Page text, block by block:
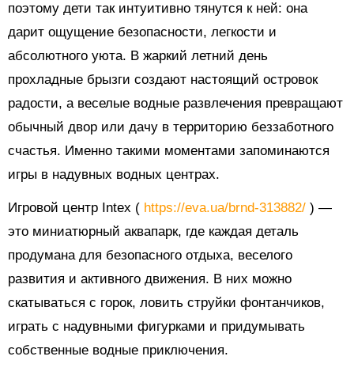
поэтому дети так интуитивно тянутся к ней: она
дарит ощущение безопасности, легкости и
абсолютного уюта. В жаркий летний день
прохладные брызги создают настоящий островок
радости, а веселые водные развлечения превращают
обычный двор или дачу в территорию беззаботного
счастья. Именно такими моментами запоминаются
игры в надувных водных центрах.
Игровой центр Intex ( https://eva.ua/brnd-313882/ ) —
это миниатюрный аквапарк, где каждая деталь
продумана для безопасного отдыха, веселого
развития и активного движения. В них можно
скатываться с горок, ловить струйки фонтанчиков,
играть с надувными фигурками и придумывать
собственные водные приключения.